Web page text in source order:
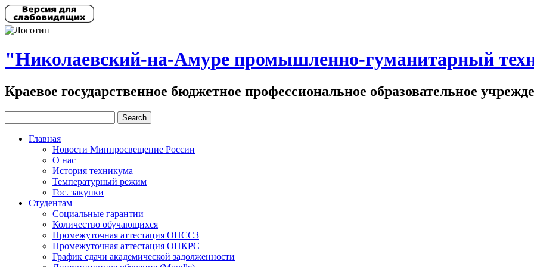
"Николаевский-на-Амуре промышленно-гуманитарный
Краевое государственное бюджетное профессиональное образовательное
Главная
Новости Минпросвещение России
О нас
История техникума
Температурный режим
Гос. закупки
Студентам
Социальные гарантии
Количество обучающихся
Промежуточная аттестация ОПССЗ
Промежуточная аттестация ОПКРС
График сдачи академической задолженности